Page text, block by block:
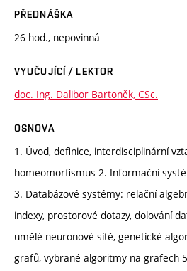
PŘEDNÁŠKA
26 hod., nepovinná
VYUČUJÍCÍ / LEKTOR
doc. Ing. Dalibor Bartoněk, CSc.
OSNOVA
1. Úvod, definice, interdisciplinární
homeomorfismus 2. Informační
3. Databázové systémy: relační
indexy, prostorové dotazy, dolování
umělé neuronové sítě, genetické
grafů, vybrané algoritmy na grafech